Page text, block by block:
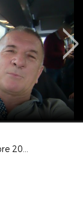
Formation Initiale Octobre 2017 TSF